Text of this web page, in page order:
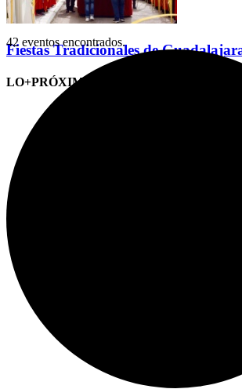
Fiestas Tradicionales de
LO+PRÓXIMO (CITAS)
42 eventos encontrados.